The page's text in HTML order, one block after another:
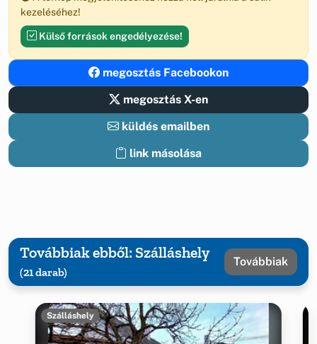
kezeléséhez!
Külső források engedélyezése!
megosztás Facebookon
megosztás X-en
küldés emailben
link másolása
Továbbiak ebből: Szálláshely
(21 darab)
Továbbiak
Szálláshely